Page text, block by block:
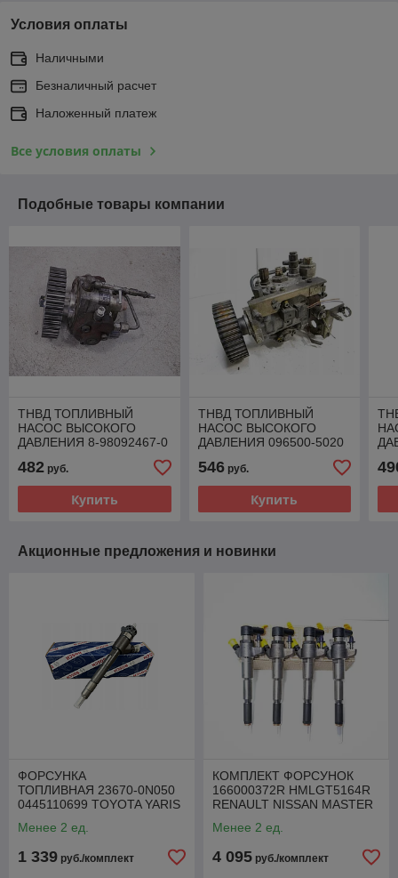
Условия оплаты
Наличными
Безналичный расчет
Наложенный платеж
Все условия оплаты
Подобные товары компании
ТНВД ТОПЛИВНЫЙ
НАСОС ВЫСОКОГО
ДАВЛЕНИЯ 8-98092467-0
CDTI
482 руб.
Купить
ТНВД ТОПЛИВНЫЙ
НАСОС ВЫСОКОГО
ДАВЛЕНИЯ 096500-5020
MAZDA 323 BJ 2.0 DITD
546руб.
Купить
Акционные предложения и новинки
ФОРСУНКА
ТОПЛИВНАЯ 23670-0N050
0445110699 TOYOTA YARIS
Менее 2 ед.
1 339 руб./комплект
КОМПЛЕКТ ФОРСУНОК
166000372R HMLGT5164R
RENAULT NISSAN MASTER
Менее 2 ед.
4 095 руб./комплект